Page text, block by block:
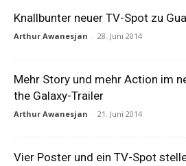
Knallbunter neuer TV-Spot zu
Arthur Awanesjan - 28. Juni 2014
Mehr Story und mehr Action im
the Galaxy-Trailer
Arthur Awanesjan - 21. Juni 2014
Vier Poster und ein TV-Spot